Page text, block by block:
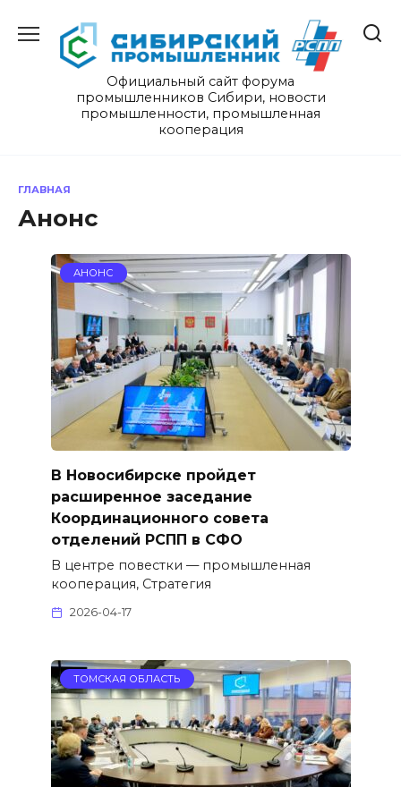
содержанию
Официальный сайт форума
промышленников Сибири, новости
промышленности, промышленная
кооперация
ГЛАВНАЯ
Анонс
АНОНС
В Новосибирске пройдет
расширенное заседание
Координационного совета
отделений РСПП в СФО
В центре повестки — промышленная
кооперация, Стратегия
2026-04-17
ТОМСКАЯ ОБЛАСТЬ